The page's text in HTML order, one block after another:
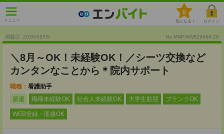
メニュー
0
気になる！ ログイン
掲載日 :2026/08/05 No.MNPWW829666-26
＼8月～OK！未経験OK！／シーツ交換など
カンタンなことから＊院内サポート
職種： 看護助手
派遣
職種未経験OK 社会人未経験OK 大学生歓迎 ブランクOK
WEB登録・面接OK